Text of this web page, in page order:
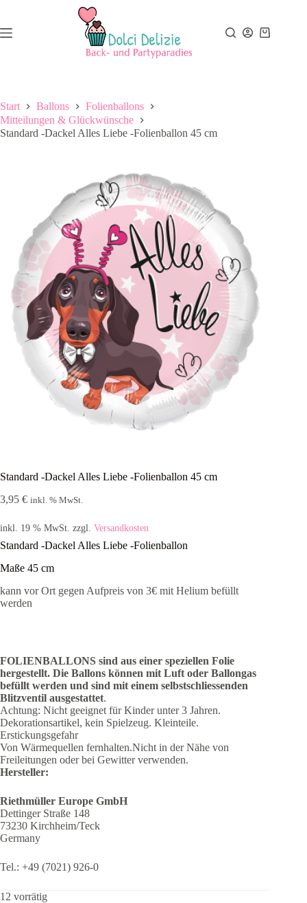
springen
Warenkorb
Start Ballons
Folienballons
Mitteilungen & Glückwünsche
Standard -Dackel Alles Liebe -Folienballon 45 cm
Standard -Dackel Alles Liebe -Folienballon 45 cm
3,95 € inkl. % MwSt.
inkl. 19 % MwSt. zzgl. Versandkosten
Standard -Dackel Alles Liebe -Folienballon
Maße 45 cm
kann vor Ort gegen Aufpreis von 3€ mit Helium befüllt
werden
FOLIENBALLONS sind aus einer speziellen Folie
hergestellt. Die Ballons können mit Luft oder Ballongas
befüllt werden und sind mit einem selbstschliessenden
Blitzventil ausgestattet.
Achtung: Nicht geeignet für Kinder unter 3 Jahren.
Dekorationsartikel, kein Spielzeug. Kleinteile.
Erstickungsgefahr
Von Wärmequellen fernhalten.Nicht in der Nähe von
Freileitungen oder bei Gewitter verwenden.
Hersteller:
Riethmüller Europe GmbH
Dettinger Straße 148
73230 Kirchheim/Teck
Germany
Tel.: +49 (7021) 926-0
12 vorrätig